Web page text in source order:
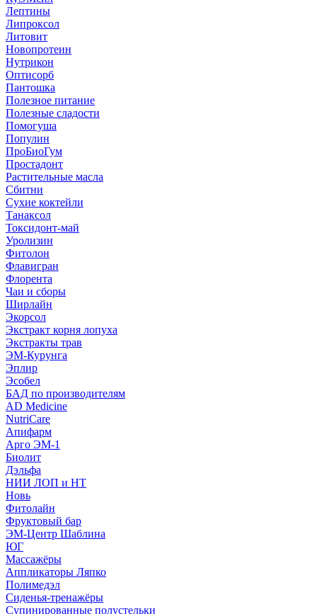
Лептины
Липроксол
Литовит
Новопротеин
Нутрикон
Оптисорб
Пантошка
Полезное питание
Полезные сладости
Помогуша
Популин
ПроБиоГум
Простадонт
Растительные масла
Сбитни
Сухие коктейли
Танаксол
Токсидонт-май
Уролизин
Фитолон
Флавигран
Флорента
Чаи и сборы
Ширлайн
Экорсол
Экстракт корня лопуха
Экстракты трав
ЭМ-Курунга
Эплир
Эсобел
БАД по производителям
AD Medicine
NutriCare
Апифарм
Арго ЭМ-1
Биолит
Дэльфа
НИИ ЛОП и НТ
Новь
Фитолайн
Фруктовый бар
ЭМ-Центр Шаблина
ЮГ
Массажёры
Аппликаторы Ляпко
Полимедэл
Сиденья-тренажёры
Супинированные полустельки